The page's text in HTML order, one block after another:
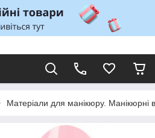
Матеріали для манікюру. Манікюрні